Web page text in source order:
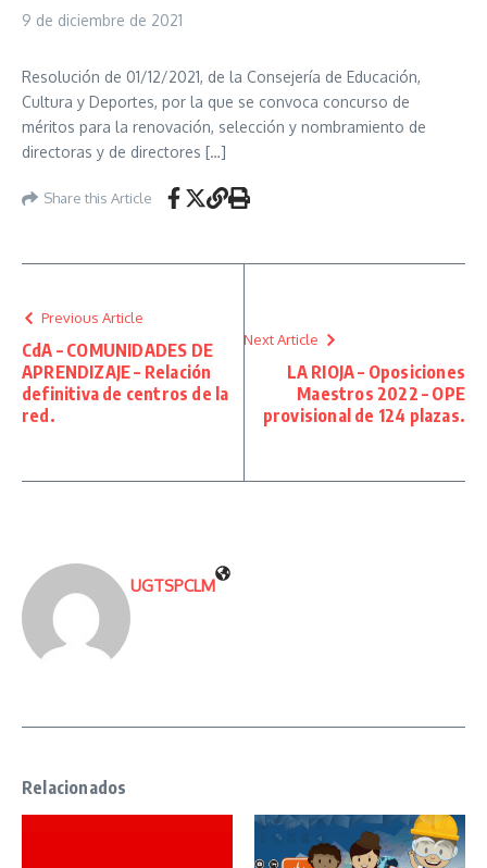
9 de diciembre de 2021
Resolución de 01/12/2021, de la Consejería de Educación,
Cultura y Deportes, por la que se convoca concurso de
méritos para la renovación, selección y nombramiento de
directoras y de directores […]
Share this Article
Previous Article
CdA – COMUNIDADES DE
APRENDIZAJE – Relación
definitiva de centros de la
red.
Next Article
LA RIOJA – Oposiciones
Maestros 2022 – OPE
provisional de 124 plazas.
UGTSPCLM
Relacionados